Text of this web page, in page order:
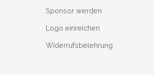
Sponsor werden
Logo einreichen
Widerrufsbelehrung